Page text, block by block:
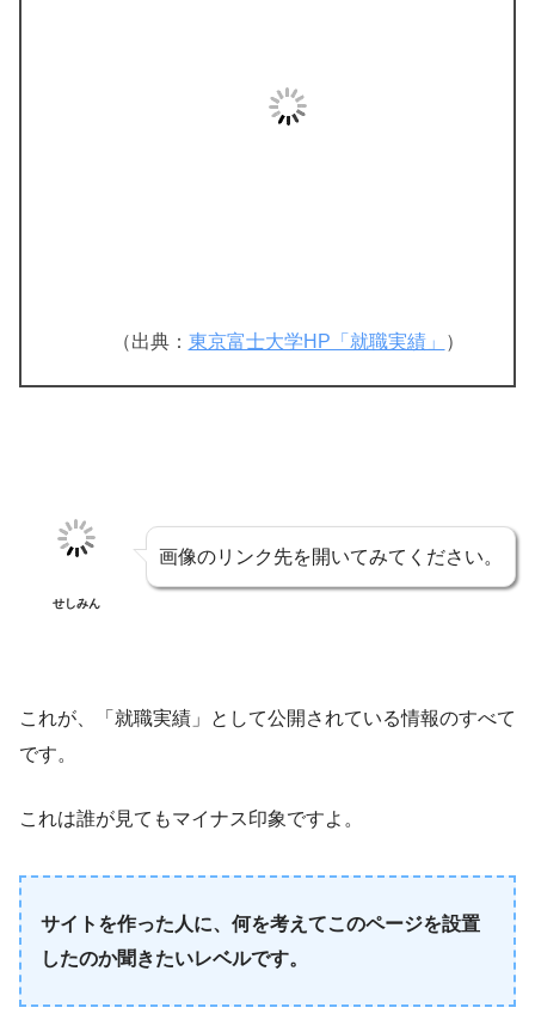
（出典： 東京富士大学HP「就職実績」 ）
せしみん
画像のリンク先を開いてみてください。
これが、「就職実績」として公開されている情報のすべて
です。
これは誰が見てもマイナス印象ですよ。
サイトを作った人に、何を考えてこのページを設置
したのか聞きたいレベルです。